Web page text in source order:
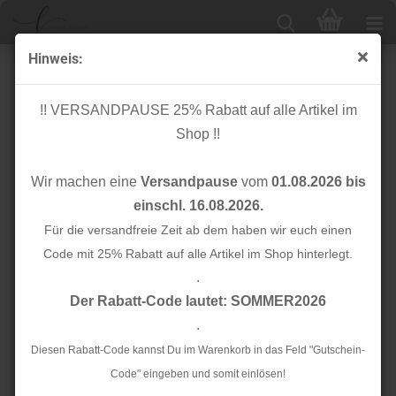
Hinweis:
!! VERSANDPAUSE 25% Rabatt auf alle Artikel im
Shop !!
Wir machen eine Versandpausevom 01.08.2026 bis
einschl. 16.08.2026.
Für die versandfreie Zeit ab dem haben wir euch einen
Code mit 25% Rabatt auf alle Artikel im Shop hinterlegt.
.
Der Rabatt-Code lautet: SOMMER2026
.
Diesen Rabatt-Code kannst Du im Warenkorb in das Feld "Gutschein-
Code" eingeben und somit einlösen!
Two Tone Plaid mit TENCEL™ - warm sand - meetmilk